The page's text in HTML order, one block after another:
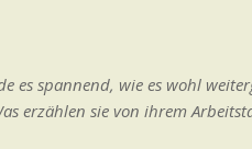
es spannend, wie es wohl
erzählen sie von ihrem